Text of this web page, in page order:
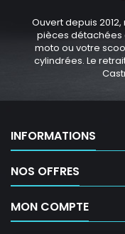
Ouvert depuis
pièces détachées
moto ou votre
cylindrées. Le
INFORMATIONS
NOS OFFRES
MON COMPTE